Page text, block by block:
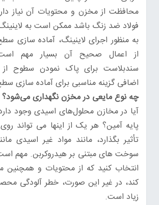
محافظت از مخزن و محتویات آن نیاز
فولاد ضد زنگ باشد ممکن است به
به منظور اجرای لاینینگ، آماده سازی
از اعمال صحیح آن بسیار مهم
سندبلاست برای پاک نمودن سطوح از
اضافی گزینه مناسبی برای آماده سازی
چه نوع مایعی در مخزن نگهداری می‌شود؟
آیا در مخازن محلول‌های اسیدی وجود
پایه آمین؟ هر یک از اینها می تواند
تأثیر بگذارد، مانند مواد غیر اسیدی
سوخت های مبتنی بر هیدروکربن. مهم
انتخاب کنید که از محتویات و
کند، در غیر این صورت، خطر آلودگی
زیاد است.